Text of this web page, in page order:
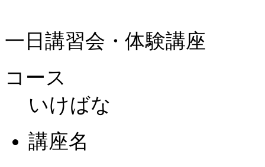
一日講習会・体験講座
コース
いけばな
講座名